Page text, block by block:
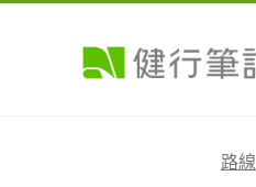
路線